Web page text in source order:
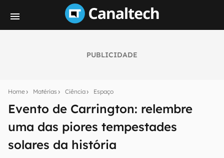
PUBLICIDADE
Home Matérias Ciência Espaço
Evento de Carrington: relembre
uma das piores tempestades
solares da história
notícias e reviews sobre tecnologia em primeira
mão.
E-mail